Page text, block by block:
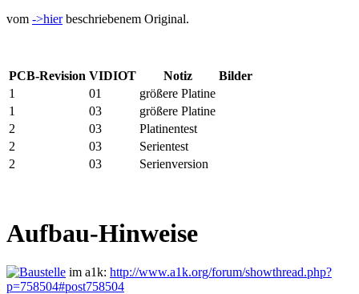
vom ->hierbeschriebenem Original.
PCB-Revision VIDIOT Notiz
Bilder
1
01
größere Platine
1
03
größere Platine
2
03
Platinentest
2
03
Serientest
2
03 Serienversion
Aufbau-Hinweise
im a1k: http://www.a1k.org/forum/showthread.php?
p=758504#post758504